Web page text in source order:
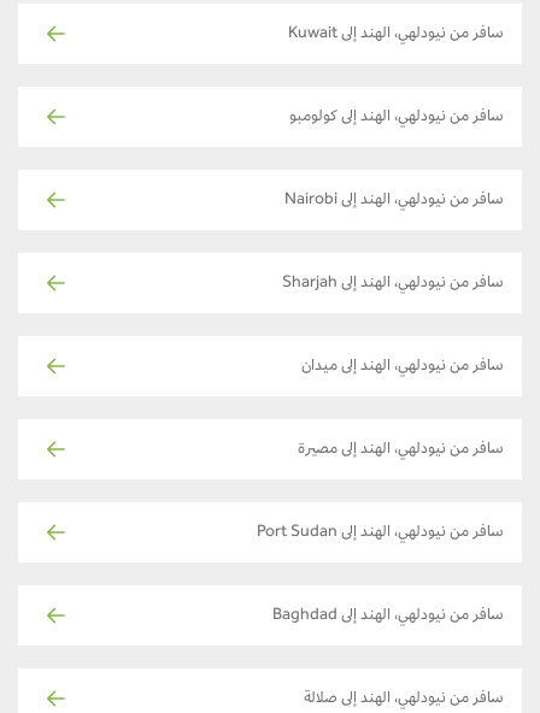
سافر من نيودلهي، الهند إلى Kuwait
سافر من نيودلهي، الهند إلى كولومبو
سافر من نيودلهي، الهند إلى Nairobi
سافر من نيودلهي، الهند إلى Sharjah
سافر من نيودلهي، الهند إلى ميدان
سافر من نيودلهي، الهند إلى مصيرة
سافر من نيودلهي، الهند إلى Port Sudan
سافر من نيودلهي، الهند إلى Baghdad
سافر من نيودلهي، الهند إلى صلالة